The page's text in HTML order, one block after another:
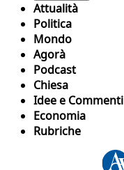
Attualità
Politica
Mondo
Agorà
Podcast
Chiesa
Idee e Commenti
Economia
Rubriche